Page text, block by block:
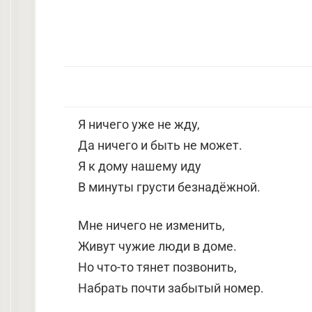
Я ничего уже не жду,
Да ничего и быть не может.
Я к дому нашему иду
В минуты грусти безнадёжной.
Мне ничего не изменить,
Живут чужие люди в доме.
Но что-то тянет позвонить,
Набрать почти забытый номер.